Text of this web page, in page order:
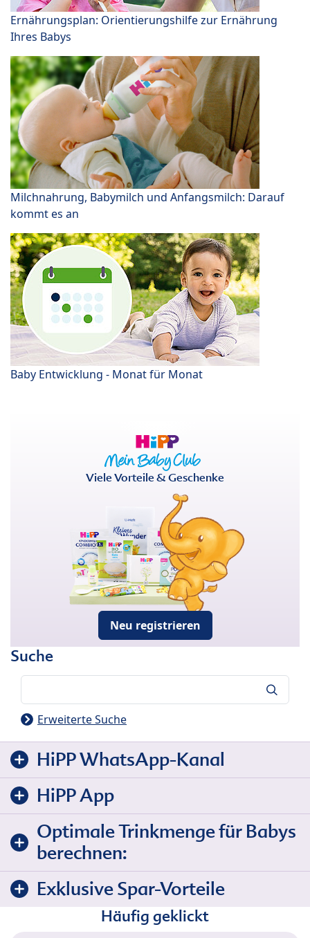
Ernährungsplan: Orientierungshilfe zur Ernährung
Ihres Babys
Milchnahrung, Babymilch und Anfangsmilch: Darauf
kommt es an
Baby Entwicklung - Monat für Monat
Viele Vorteile & Geschenke
Neu registrieren
Suche
Erweiterte Suche
HiPP WhatsApp-Kanal
HiPP App
Optimale Trinkmenge für Babys
berechnen:
Exklusive Spar-Vorteile
Häufig geklickt